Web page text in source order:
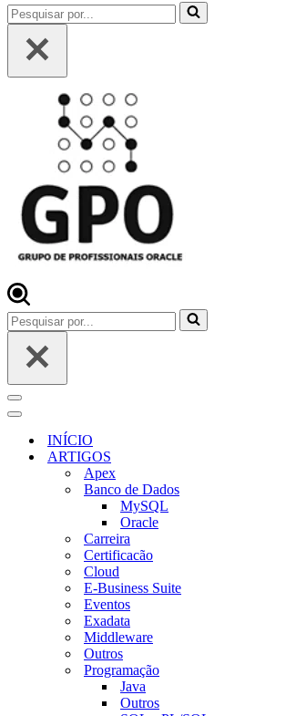
Pesquisar
por...
Pesquisar
por...
Menu
de
navegação
Menu
navegaçãoINÍCIO
ARTIGOS
Apex
Banco de Dados
MySQL
Oracle
Carreira
Certificacão
Cloud
E-Business Suite
Eventos
Exadata
Middleware
Outros
Programação
Java
Outros